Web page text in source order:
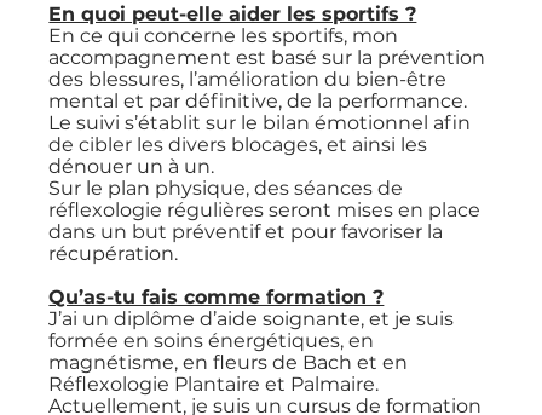
En quoi peut-elle aider les sportifs ?
En ce qui concerne les sportifs, mon
accompagnement est basé sur la prévention
des blessures, l’amélioration du bien-être
mental et par définitive, de la performance.
Le suivi s’établit sur le bilan émotionnel afin
de cibler les divers blocages, et ainsi les
dénouer un à un.
Sur le plan physique, des séances de
réflexologie régulières seront mises en place
dans un but préventif et pour favoriser la
récupération.
Qu’as-tu fais comme formation ?
J’ai un diplôme d’aide soignante, et je suis
formée en soins énergétiques, en
magnétisme, en fleurs de Bach et en
Réflexologie Plantaire et Palmaire.
Actuellement, je suis un cursus de formation